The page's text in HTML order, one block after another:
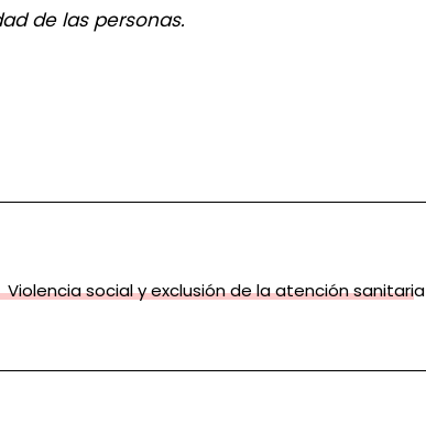
de las personas.
Violencia social y exclusión de la atención sanitaria